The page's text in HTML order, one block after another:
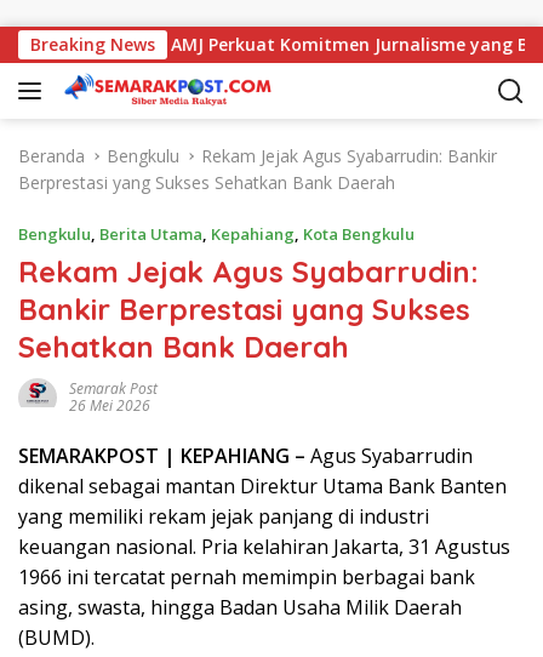
Breaking News
Kajati, AMJ Perkuat Komitmen Jurnalisme yang
Beranda Bengkulu
Rekam Jejak Agus Syabarrudin: Bankir
Berprestasi yang Sukses Sehatkan Bank Daerah
Bengkulu, Berita Utama, Kepahiang, Kota Bengkulu
Rekam Jejak Agus Syabarrudin:
Bankir Berprestasi yang Sukses
Sehatkan Bank Daerah
Semarak Post
26 Mei 2026
SEMARAKPOST | KEPAHIANG – Agus Syabarrudin
dikenal sebagai mantan Direktur Utama Bank Banten
yang memiliki rekam jejak panjang di industri
keuangan nasional. Pria kelahiran Jakarta, 31 Agustus
1966 ini tercatat pernah memimpin berbagai bank
asing, swasta, hingga Badan Usaha Milik Daerah
(BUMD).